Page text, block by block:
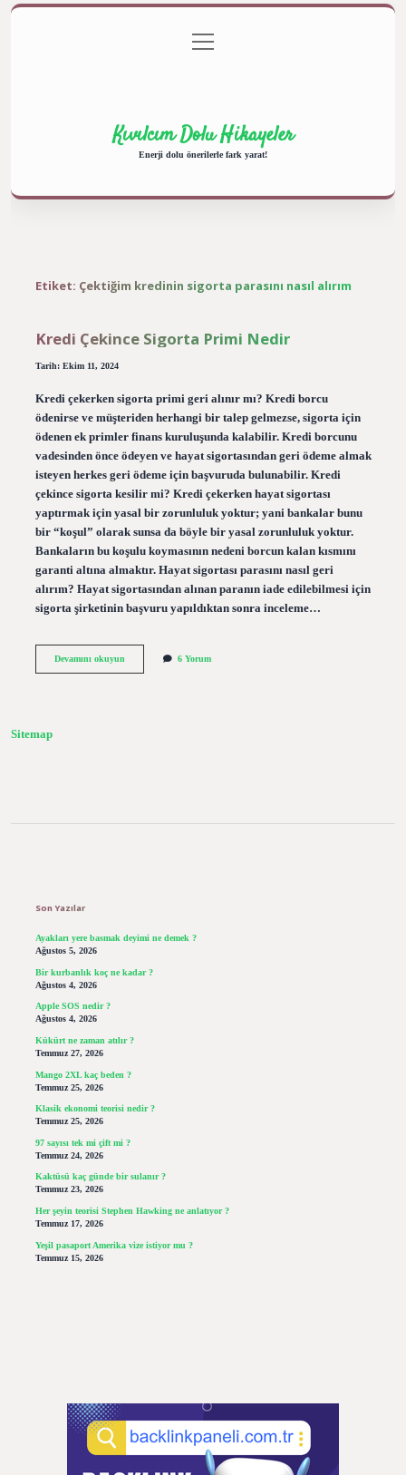
Gizlilik Politikası
menüyü
aç
Kıvılcım Dolu Hikayeler
Enerji dolu önerilerle fark yarat!
Etiket: Çektiğim kredinin sigorta parasını nasıl alırım
Kredi Çekince Sigorta Primi Nedir
Tarih: Ekim 11, 2024
Kredi çekerken sigorta primi geri alınır mı? Kredi borcu
ödenirse ve müşteriden herhangi bir talep gelmezse, sigorta için
ödenen ek primler finans kuruluşunda kalabilir. Kredi borcunu
vadesinden önce ödeyen ve hayat sigortasından geri ödeme almak
isteyen herkes geri ödeme için başvuruda bulunabilir. Kredi
çekince sigorta kesilir mi? Kredi çekerken hayat sigortası
yaptırmak için yasal bir zorunluluk yoktur; yani bankalar bunu
bir “koşul” olarak sunsa da böyle bir yasal zorunluluk yoktur.
Bankaların bu koşulu koymasının nedeni borcun kalan kısmını
garanti altına almaktır. Hayat sigortası parasını nasıl geri
alırım? Hayat sigortasından alınan paranın iade edilebilmesi için
sigorta şirketinin başvuru yapıldıktan sonra inceleme…
Devamını okuyunKredi
6 Yorum
Sitemap
Son Yazılar
Ayakları yere basmak deyimi ne demek ?
Ağustos 5, 2026
Bir kurbanlık koç ne kadar ?
Ağustos 4, 2026
Apple SOS nedir ?
Ağustos 4, 2026
Kükürt ne zaman atılır ?
Temmuz 27, 2026
Mango 2XL kaç beden ?
Temmuz 25, 2026
Klasik ekonomi teorisi nedir ?
Temmuz 25, 2026
97 sayısı tek mi çift mi ?
Temmuz 24, 2026
Kaktüsü kaç günde bir sulanır ?
Temmuz 23, 2026
Her şeyin teorisi Stephen Hawking ne anlatıyor ?
Temmuz 17, 2026
Yeşil pasaport Amerika vize istiyor mu ?
Temmuz 15, 2026